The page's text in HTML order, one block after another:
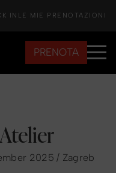
IN LE MIE PRENOTAZIONI
PRENOTA
2025 / Zagreb